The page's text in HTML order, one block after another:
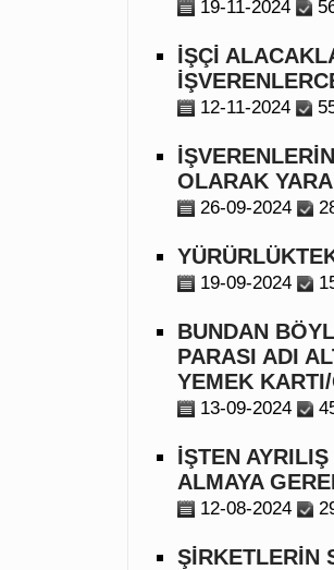
19-11-2024
İŞÇİ
12-11-2024
OLARAK
26-09-2024
19-09-2024
BUNDAN
PARASI ADI
YEMEK
13-09-2024
İŞTEN
ALMAYA
12-08-2024
ŞİRKETLERİN